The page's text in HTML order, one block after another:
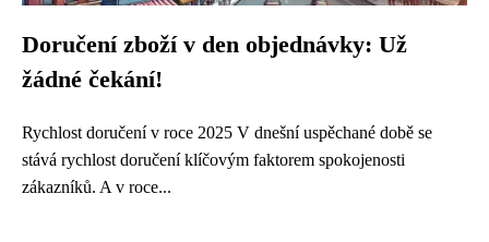
Doručení zboží v den objednávky: Už
žádné čekání!
Rychlost doručení v roce 2025 V dnešní uspěchané době se
stává rychlost doručení klíčovým faktorem spokojenosti
zákazníků. A v roce...